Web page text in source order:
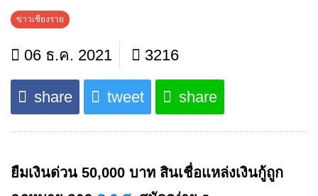
ข่าวเชียงราย
06 ธ.ค. 2021 3216
share tweet share
ยืมเงินด่วน 50,000 บาท สินเชื่อแหล่งเงินกู้ถูก